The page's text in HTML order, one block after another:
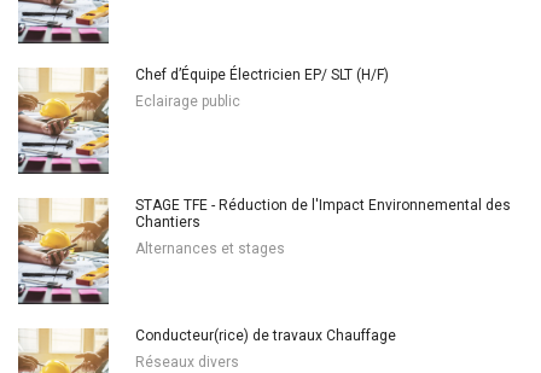
Chef d’Équipe Électricien EP/ SLT (H/F)
Eclairage public
STAGE TFE - Réduction de l'Impact Environnemental des
Chantiers
Alternances et stages
Conducteur(rice) de travaux Chauffage
Réseaux divers